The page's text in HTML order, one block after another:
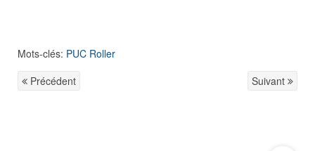
Mots-clés: PUC Roller
Précédent
Suivant